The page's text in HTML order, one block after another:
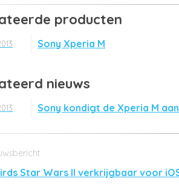
producten
Sony Xperia M
nieuws
Sony kondigt de Xperia M aan